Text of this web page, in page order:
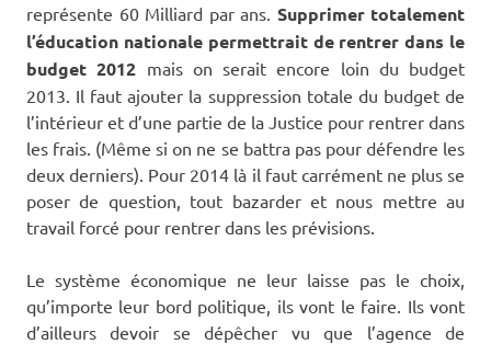
représente 60 Milliard par ans. Supprimer totalement
l’éducation nationale permettrait de rentrer dans le
budget 2012 mais on serait encore loin du budget
2013. Il faut ajouter la suppression totale du budget de
l’intérieur et d’une partie de la Justice pour rentrer dans
les frais. (Même si on ne se battra pas pour défendre les
deux derniers). Pour 2014 là il faut carrément ne plus se
poser de question, tout bazarder et nous mettre au
travail forcé pour rentrer dans les prévisions.
Le système économique ne leur laisse pas le choix,
qu’importe leur bord politique, ils vont le faire. Ils vont
d’ailleurs devoir se dépêcher vu que l’agence de